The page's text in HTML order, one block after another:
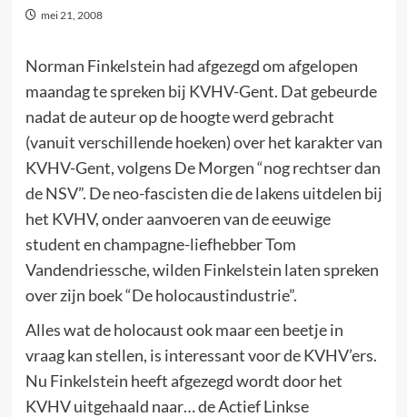
mei 21, 2008
Norman Finkelstein had afgezegd om afgelopen
maandag te spreken bij KVHV-Gent. Dat gebeurde
nadat de auteur op de hoogte werd gebracht
(vanuit verschillende hoeken) over het karakter van
KVHV-Gent, volgens De Morgen “nog rechtser dan
de NSV”. De neo-fascisten die de lakens uitdelen bij
het KVHV, onder aanvoeren van de eeuwige
student en champagne-liefhebber Tom
Vandendriessche, wilden Finkelstein laten spreken
over zijn boek “De holocaustindustrie”.
Alles wat de holocaust ook maar een beetje in
vraag kan stellen, is interessant voor de KVHV’ers.
Nu Finkelstein heeft afgezegd wordt door het
KVHV uitgehaald naar… de Actief Linkse